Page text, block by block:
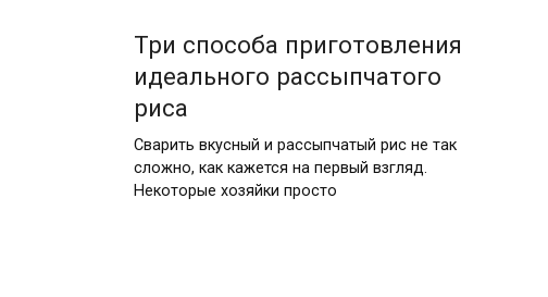
Три способа приготовления
идеального рассыпчатого
риса
Сварить вкусный и рассыпчатый рис не так
сложно, как кажется на первый взгляд.
Некоторые хозяйки просто